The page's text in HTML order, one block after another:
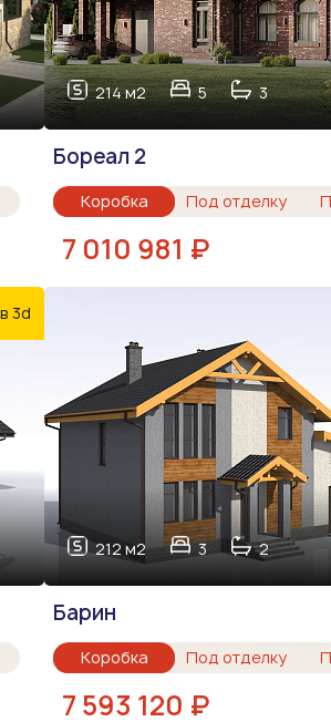
214 м2 5 3
Бореал 2
Коробка Под отделку
7 010 981 ₽
3d
212 м2 3 2
Барин
Коробка Под отделку
7 593 120 ₽